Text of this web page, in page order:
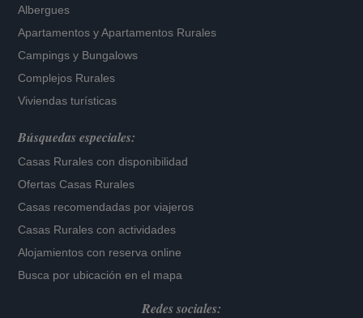
Albergues
Apartamentos yApartamentos Rurales
Campings y Bungalows
Complejos Rurales
Viviendas turísticas
Búsquedas especiales:
Casas Rurales con disponibilidad
Ofertas Casas Rurales
Casas recomendadas por viajeros
Casas Rurales con actividades
Alojamientos con reserva online
Busca por ubicación en el mapa
Redes sociales: